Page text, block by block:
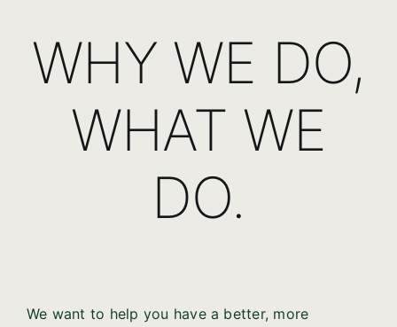
WHY WE DO,
WHAT WE
DO.
We want to help you have a better, more